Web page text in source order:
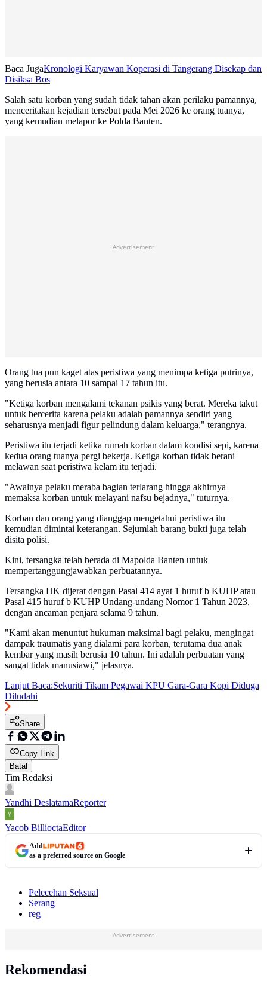
Baca JugaKronologi Karyawan Koperasi di Tangerang Disekap dan
Disiksa Bos
Salah satu korban yang sudah tidak tahan akan perilaku pamannya,
menceritakan kejadian tersebut pada Mei 2026 ke orang tuanya,
yang kemudian melapor ke Polda Banten.
Advertisement
Orang tua pun kaget atas peristiwa yang menimpa ketiga putrinya,
yang berusia antara 10 sampai 17 tahun itu.
"Ketiga korban mengalami tekanan psikis yang berat. Mereka takut
untuk bercerita karena pelaku adalah pamannya sendiri yang
seharusnya menjadi figur pelindung dalam keluarga," terangnya.
Peristiwa itu terjadi ketika rumah korban dalam kondisi sepi, karena
kedua orang tuanya pergi bekerja. Ketiga korban tidak berani
melawan saat peristiwa kelam itu terjadi.
"Awalnya pelaku meraba bagian terlarang hingga akhirnya
memaksa korban untuk melayani nafsu bejadnya," tuturnya.
Korban dan orang yang dianggap mengetahui peristiwa itu
kemudian dimintai keterangan. Sejumlah barang bukti juga telah
disita polisi.
Kini, tersangka telah berada di Mapolda Banten untuk
mempertanggungjawabkan perbuatannya.
Tersangka HK dijerat dengan Pasal 414 ayat 1 huruf b KUHP atau
Pasal 415 huruf b KUHP Undang-undang Nomor 1 Tahun 2023,
dengan ancaman penjara selama 9 tahun.
"Kami akan menuntut hukuman maksimal bagi pelaku, mengingat
dampak traumatis yang dialami para korban, terutama dua anak
kembar yang masih berusia 10 tahun. Ini adalah perbuatan yang
sangat tidak manusiawi," jelasnya.
Lanjut Baca:Sekuriti Tikam Pegawai KPU Gara-Gara Kopi Diduga
Diludahi
Share
Copy Link
Batal
Tim Redaksi
Yandhi DeslatamaReporter
Yacob BillioctaEditor
Add
as a preferred source on Google
Pelecehan Seksual
Serang
reg
Advertisement
Rekomendasi